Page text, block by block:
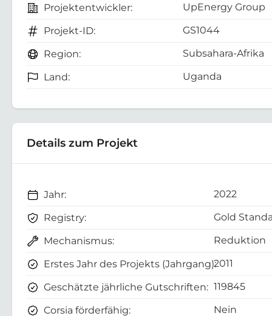
Projektentwickler: UpEnergy Group
Projekt-ID: GS1044
Region: Subsahara-Afrika
Land: Uganda
Details zum Projekt
Jahr: 2022
Registry: Gold
Mechanismus: Reduktion
Erstes Jahr des Projekts (Jahrgang):2011
Geschätzte jährliche Gutschriften: 119845
Corsia förderfähig: Nein